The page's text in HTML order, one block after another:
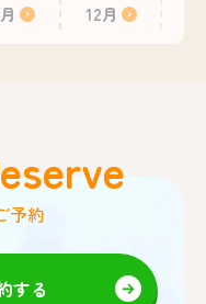
12月
予約
する